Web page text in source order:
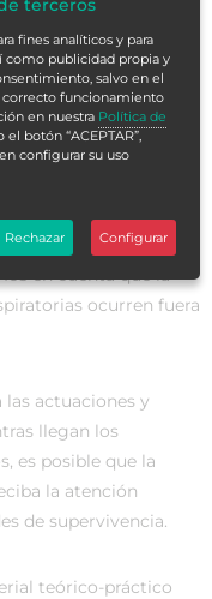
de reanimación para
pudiesen echar una
de la salud.
le puede ocurrir
se imagine. Y,
personas estén
desfibrilación
en cuenta que la
ocurren fuera
actuaciones y
llegan los
es posible que la
la atención
de supervivencia.
teórico-práctico
terceros
fines analíticos y para
como publicidad propia y
salvo en el
correcto funcionamiento
en nuestra Política de
botón “ACEPTAR”,
configurar su uso
Rechazar Configurar